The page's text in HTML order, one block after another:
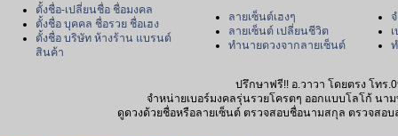
ตั้งชื่อ-เปลี่ยนชื่อ ชื่อมงคล
ตั้งชื่อ บุคคล ชื่อรวย ชื่อเฮง
ตั้งชื่อ บริษัท ห้างร้าน แบรนด์
สินค้า
ลายเซ็นต์เฮงๆ
ลายเซ็นต์ เปลี่ยนชีวิต
ทำนายดวงจากลายเซ็นต์
ปรึกษาฟรี!! อ.วาวา โดยตรง โทร
จำหน่ายเบอร์มงคลรุ่นรวยโครตๆ ออกแบบโลโก้ นา
ดูดวงด้วยชื่อหรือลายเซ็นต์ ตรวจสอบชื่อนามสกุล ตรวจสอ